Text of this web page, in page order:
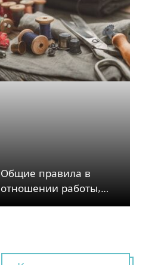
Общие правила в
отношении работы,
запрещенной согласно